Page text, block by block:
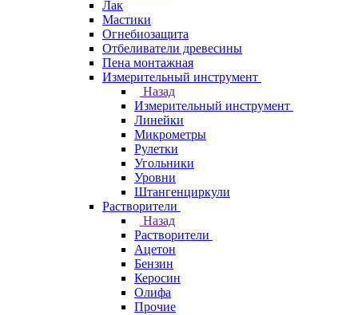
Лак
Мастики
Огнебиозащита
Отбеливатели древесины
Пена монтажная
Измерительный инструмент
Назад
Измерительный инструмент
Линейки
Микрометры
Рулетки
Угольники
Уровни
Штангенциркули
Растворители
Назад
Растворители
Ацетон
Бензин
Керосин
Олифа
Прочие